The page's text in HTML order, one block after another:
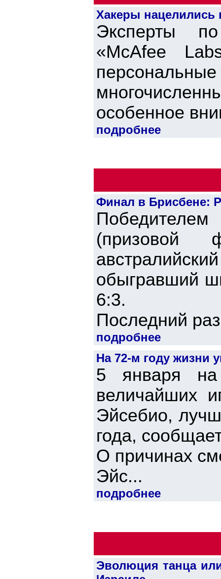
Хакеры
Эксперты
«McAfee
особенное
подробнее
Финал в Брисбене:
(призовой
обыгравший
6:3.
Последний
подробнее
На 72-м году жизни
5 января
величайших
Эйсебио,
года,
О причинах
Эйс...
подробнее
Эволюция танца